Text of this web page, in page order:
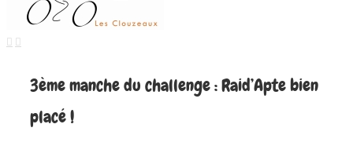
3ème manche du challenge : Raid’Apte bien
placé !